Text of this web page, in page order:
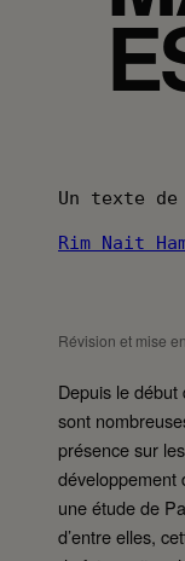
Un texte de
Rim Nait
Révision et mise
Depuis le
sont
présence sur
développement
une étude de
d’entre elles,